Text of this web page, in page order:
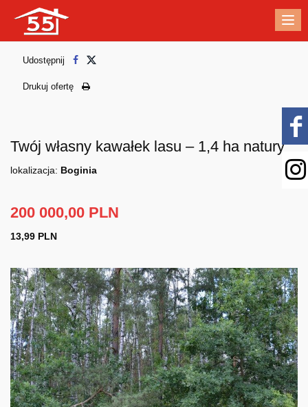
Udostępnij
Drukuj ofertę
Twój własny kawałek lasu – 1,4 ha natury
lokalizacja: Boginia
200 000,00 PLN
13,99 PLN